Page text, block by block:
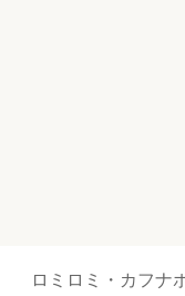
ロミロミ・カフナ